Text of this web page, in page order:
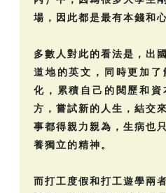
場，因此都是最有本錢和
多數人對此的看法是，出
道地的英文，同時更加
化，累積自己的閱歷和
方，嘗試新的人生，結交
事都得親力親為，生病也
養獨立的精神。
而打工度假和打工遊學兩